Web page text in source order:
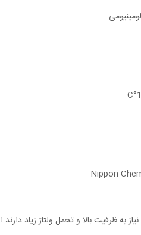
به ظرفیت بالا و تحمل ولتاژ زیاد